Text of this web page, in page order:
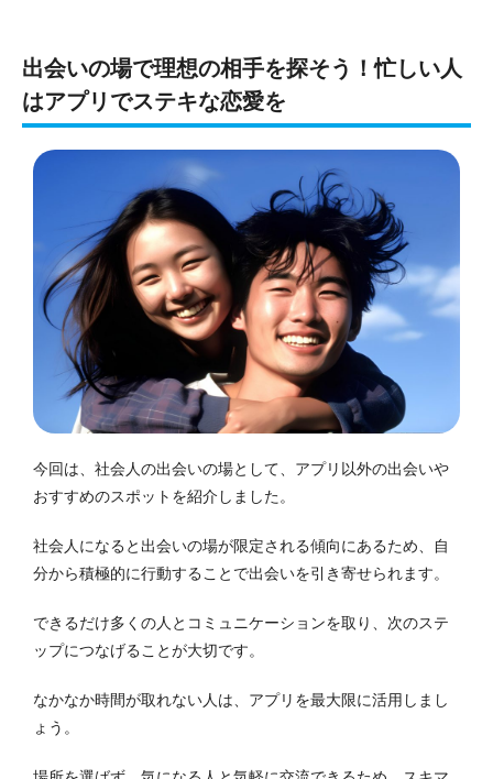
出会いの場で理想の相手を探そう！忙しい人
はアプリでステキな恋愛を
今回は、社会人の出会いの場として、アプリ以外の出会いや
おすすめのスポットを紹介しました。
社会人になると出会いの場が限定される傾向にあるため、自
分から積極的に行動することで出会いを引き寄せられます。
できるだけ多くの人とコミュニケーションを取り、次のステ
ップにつなげることが大切です。
なかなか時間が取れない人は、アプリを最大限に活用しまし
ょう。